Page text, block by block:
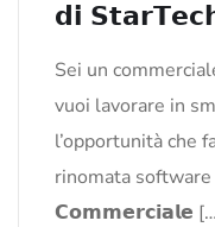
𝗱𝗶
Sei un
vuoi lavorare in
l’opportunità che
rinomata software
𝗖𝗼𝗺𝗺𝗲𝗿𝗰𝗶𝗮𝗹𝗲